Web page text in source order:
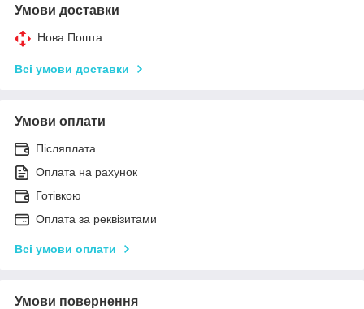
Умови доставки
Нова Пошта
Всі умови доставки
Умови оплати
Післяплата
Оплата на рахунок
Готівкою
Оплата за реквізитами
Всі умови оплати
Умови повернення